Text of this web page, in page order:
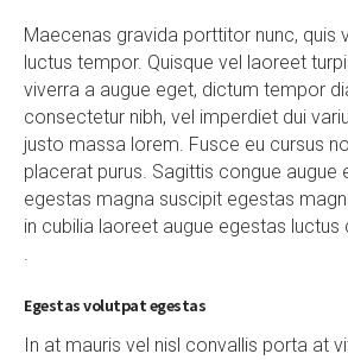
Maecenas gravida porttitor nunc, quis
luctus tempor. Quisque vel laoreet
viverra a augue eget, dictum tempor
consectetur nibh, vel imperdiet dui
justo massa lorem. Fusce eu cursus
placerat purus. Sagittis congue augue
egestas magna suscipit egestas
in cubilia laoreet augue egestas luctus
.
Egestas volutpat egestas
In at mauris vel nisl convallis porta at